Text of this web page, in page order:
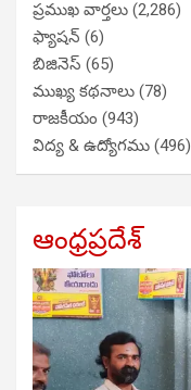
ప్రముఖ వార్తలు (2,286)
ఫ్యాషన్ (6)
బిజినెస్ (65)
ముఖ్య కథనాలు (78)
రాజకీయం (943)
విద్య & ఉద్యోగము (496)
ఆంధ్రప్రదేశ్